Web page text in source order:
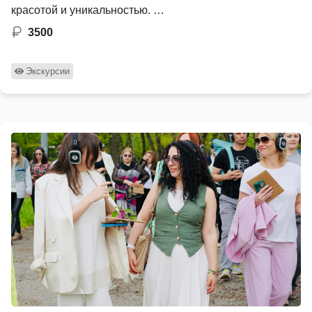
красотой и уникальностью. …
3500
Экскурсии